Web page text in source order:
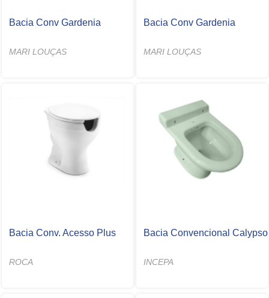
Bacia Conv Gardenia
MARI LOUÇAS
Bacia Conv Gardenia
MARI LOUÇAS
Bacia Conv. Acesso Plus
ROCA
Bacia Convencional Calypso
INCEPA